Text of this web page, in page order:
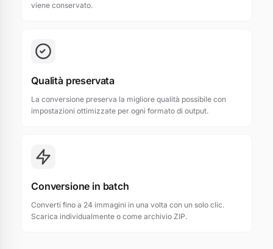
viene conservato.
Qualità preservata
La conversione preserva la migliore qualità possibile con
impostazioni ottimizzate per ogni formato di output.
Conversione in batch
Converti fino a 24 immagini in una volta con un solo clic.
Scarica individualmente o come archivio ZIP.